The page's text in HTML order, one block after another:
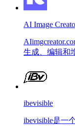
AI Image
生成、编辑和
ibevisible
ibevisible是一